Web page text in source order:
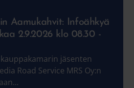
Aamukahvit: ​​​​​​​Infoähkyä
2.9.2026 klo 08.30 -
jäsenten
Road Service MRS Oy:n